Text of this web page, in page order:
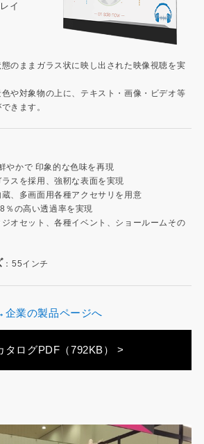
イ
のままガラス状に映し出された映像視聴を実
や対象物の上に、テキスト・画像・ビデオ等
きます。
やかで 印象的な色味を再現
スを採用、強靭な表面を実現
蔵、多画面用各種アクセサリを用意
％の高い透過率を実現
ジオセット、各種イベント、ショールームその
：55インチ
企業の製品ページへ
タログPDF（792KB） >